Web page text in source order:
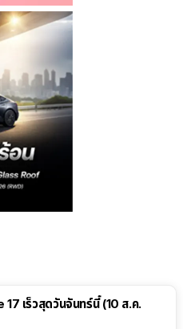
เร็วสุดวันจันทร์นี้ (10 ส.ค.